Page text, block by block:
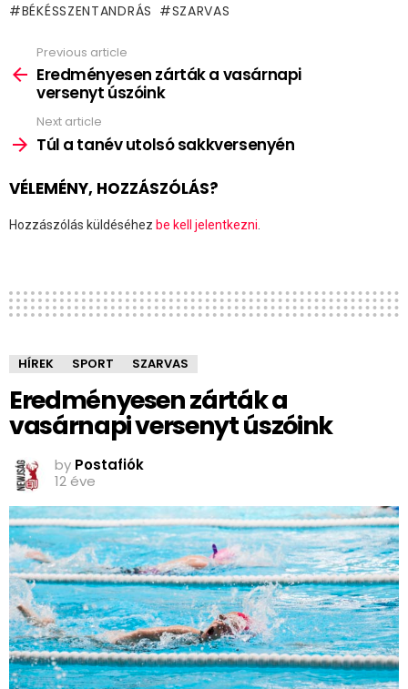
BÉKÉSSZENTANDRÁS SZARVAS
more
Previous article
Eredményesen zárták a vasárnapi
versenyt úszóink
Next article
Túl a tanév utolsó sakkversenyén
VÉLEMÉNY, HOZZÁSZÓLÁS?
Hozzászólás küldéséhez be kell jelentkezni
HÍREK SPORT SZARVAS
Eredményesen zárták a
vasárnapi versenyt úszóink
by Postafiók
12 éve